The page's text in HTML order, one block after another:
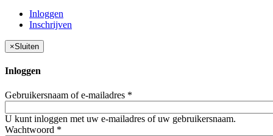
Inloggen
Inschrijven
×Sluiten
Inloggen
Gebruikersnaam of e-mailadres *
U kunt inloggen met uw e-mailadres of uw gebruikersnaam.
Wachtwoord *